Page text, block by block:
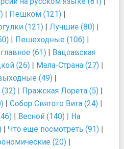
| Пешком (121) |
(121) | Лучшие (80) |
| Пешеходные (106) |
(61) | Вацлавская
(26) | Мала-Страна (27) |
(49) |
(32) | Пражская Лорета (5) |
| Собор Святого Вита (24) |
| Весной (140) | На
| Что ещё посмотреть (91) |
(20) |